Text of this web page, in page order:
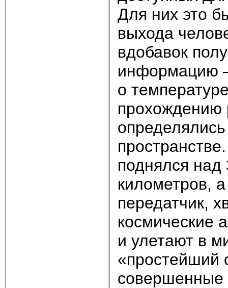
Для них это
выхода
вдобавок
информацию
о
прохождению
поднялся
километров,
передатчик,
космические
и улетают в
«простейший
совершенные